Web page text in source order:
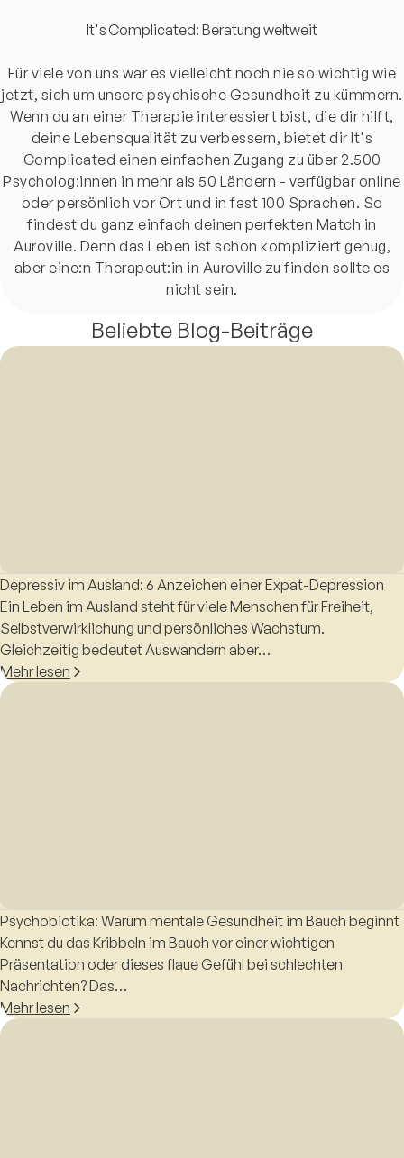
It's Complicated: Beratung weltweit
Für viele von uns war es vielleicht noch nie so wichtig wie
jetzt, sich um unsere psychische Gesundheit zu kümmern.
Wenn du an einer Therapie interessiert bist, die dir hilft,
deine Lebensqualität zu verbessern, bietet dir It's
Complicated einen einfachen Zugang zu über 2.500
Psycholog:innen in mehr als 50 Ländern - verfügbar online
oder persönlich vor Ort und in fast 100 Sprachen. So
findest du ganz einfach deinen perfekten Match in
Auroville. Denn das Leben ist schon kompliziert genug,
aber eine:n Therapeut:in in Auroville zu finden sollte es
nicht sein.
Beliebte Blog-Beiträge
Depressiv im Ausland: 6 Anzeichen einer Expat-Depression
Ein Leben im Ausland steht für viele Menschen für Freiheit,
Selbstverwirklichung und persönliches Wachstum.
Gleichzeitig bedeutet Auswandern aber…
Mehr lesen
Psychobiotika: Warum mentale Gesundheit im Bauch beginnt
Kennst du das Kribbeln im Bauch vor einer wichtigen
Präsentation oder dieses flaue Gefühl bei schlechten
Nachrichten? Das…
Mehr lesen